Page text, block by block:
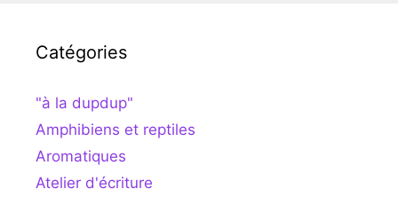
Catégories
"à la dupdup"
Amphibiens et reptiles
Aromatiques
Atelier d'écriture